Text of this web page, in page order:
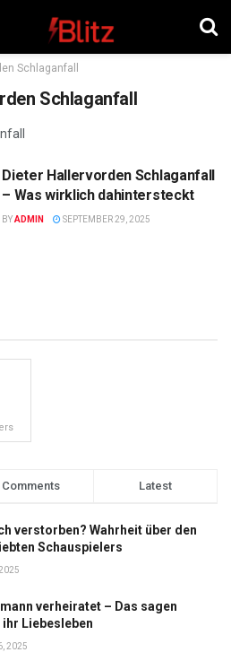
Schlaganfall
Schlaganfall
Dieter Hallervorden Schlaganfall
– Was wirklich dahintersteckt
BYADMIN SEPTEMBER 29, 2025
Comments Latest
verstorben? Wahrheit über den
Schauspielers
verheiratet – Das sagen
Liebesleben
2025